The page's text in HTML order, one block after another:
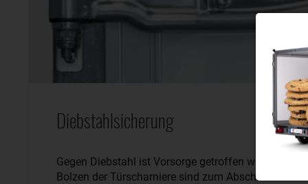
Diebstahlsicherung
Gegen Diebstahl ist Vorsorge getroffen worden. Die
Bolzen der Türscharniere sind zum Abschluss mit